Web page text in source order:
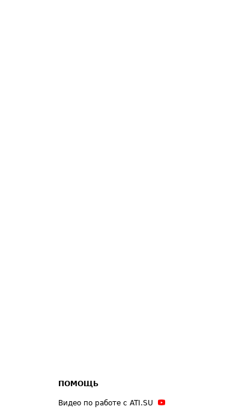
ПОМОЩЬ
Видео по работе с ATI.SU